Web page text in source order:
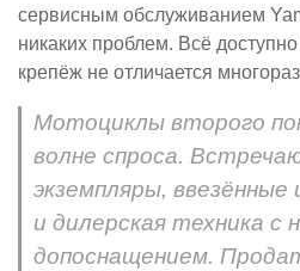
сервисным обслуживанием
никаких проблем. Всё
крепёж не отличается
Мотоциклы второго
волне спроса.
экземпляры, ввезённые
и дилерская техника с
допоснащением.